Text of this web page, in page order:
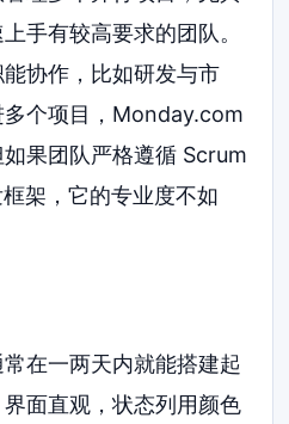
手有较高要求的团队。
协作，比如研发与市
个项目，Monday.com
果团队严格遵循 Scrum
架，它的专业度不如
常在一两天内就能搭建起
面直观，状态列用颜色